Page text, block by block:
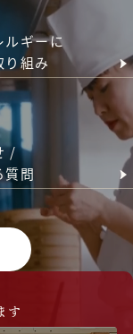
ルギーに
り組み
/
質問
す